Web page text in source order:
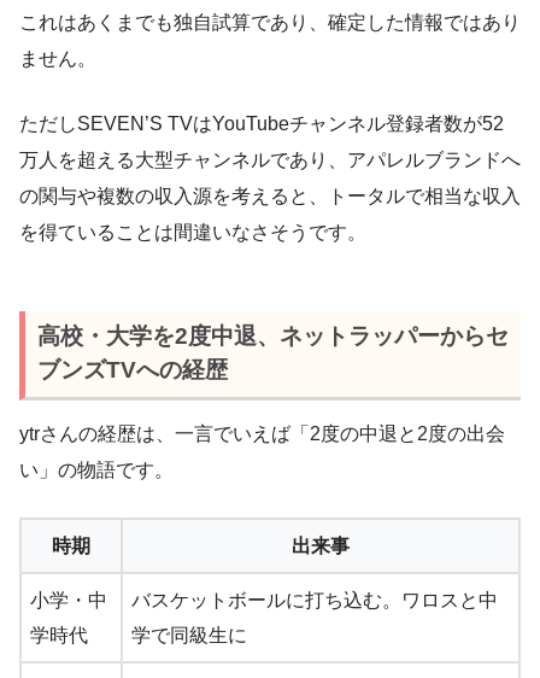
これはあくまでも独自試算であり、確定した情報ではあり
ません。
ただしSEVEN’S TVはYouTubeチャンネル登録者数が52
万人を超える大型チャンネルであり、アパレルブランドへ
の関与や複数の収入源を考えると、トータルで相当な収入
を得ていることは間違いなさそうです。
高校・大学を2度中退、ネットラッパーからセ
ブンズTVへの経歴
ytrさんの経歴は、一言でいえば「2度の中退と2度の出会
い」の物語です。
時期 出来事
小学・中
学時代
バスケットボールに打ち込む。ワロスと中
学で同級生に